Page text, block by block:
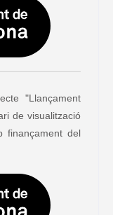
"Llançament
de visualització
finançament del